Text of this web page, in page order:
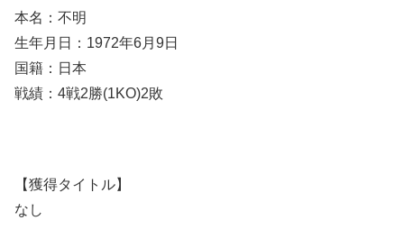
本名：不明
生年月日：1972年6月9日
国籍：日本
戦績：4戦2勝(1KO)2敗
【獲得タイトル】
なし